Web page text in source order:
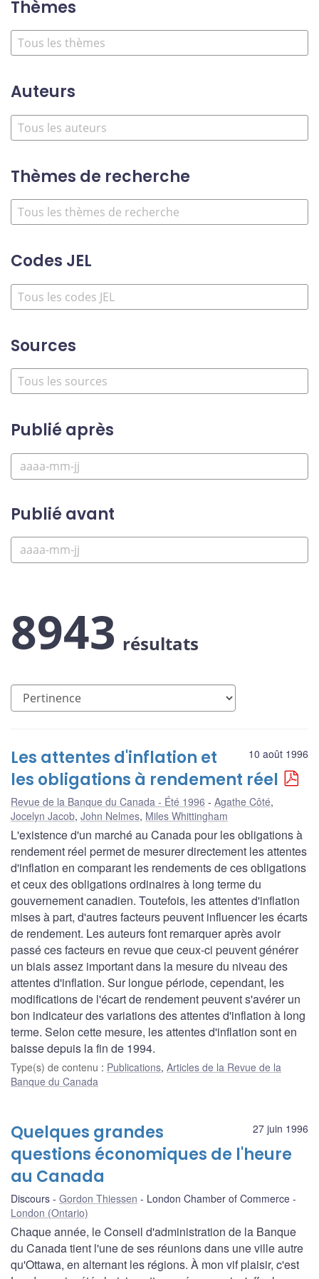
Thèmes
Auteurs
Thèmes de recherche
Codes JEL
Sources
Publié après
Publié avant
8943 résultats
10 août 1996
Les attentes d'inflation et
les obligations à rendement réel
Revue de la Banque du Canada - Été 1996 Agathe Côté,
Jocelyn Jacob, John Nelmes, Miles Whittingham
L'existence d'un marché au Canada pour les obligations à
rendement réel permet de mesurer directement les attentes
d'inflation en comparant les rendements de ces obligations
et ceux des obligations ordinaires à long terme du
gouvernement canadien. Toutefois, les attentes d'inflation
mises à part, d'autres facteurs peuvent influencer les écarts
de rendement. Les auteurs font remarquer après avoir
passé ces facteurs en revue que ceux-ci peuvent générer
un biais assez important dans la mesure du niveau des
attentes d'inflation. Sur longue période, cependant, les
modifications de l'écart de rendement peuvent s'avérer un
bon indicateur des variations des attentes d'inflation à long
terme. Selon cette mesure, les attentes d'inflation sont en
baisse depuis la fin de 1994.
Type(s) de contenu : Publications, Articles de la Revue de la
Banque du Canada
27 juin 1996
Quelques grandes
questions économiques de l'heure
au Canada
Discours Gordon Thiessen
London Chamber of Commerce
London (Ontario)
Chaque année, le Conseil d'administration de la Banque
du Canada tient l'une de ses réunions dans une ville autre
qu'Ottawa, en alternant les régions. À mon vif plaisir, c'est